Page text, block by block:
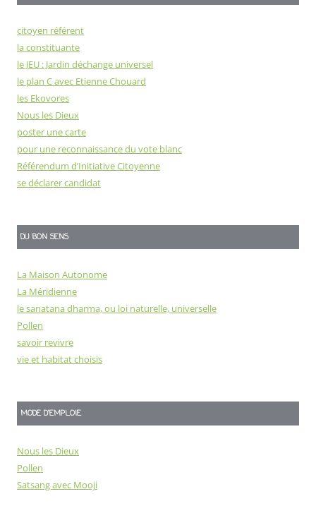
citoyen référent
la constituante
le JEU : Jardin déchange universel
le plan C avec Etienne Chouard
les Ekovores
Nous les Dieux
poster une carte
pour une reconnaissance du vote blanc
Référendum d’Initiative Citoyenne
se déclarer candidat
DU BON SENS
La Maison Autonome
La Méridienne
le sanatana dharma, ou loi naturelle, universelle
Pollen
savoir revivre
vie et habitat choisis
MODE D'EMPLOIE
Nous les Dieux
Pollen
Satsang avec Mooji